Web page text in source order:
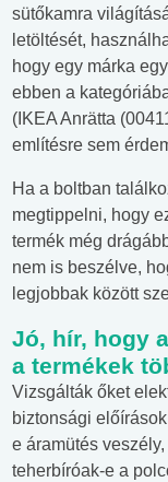
sütőkamra
letöltését,
hogy egy márka
ebben a
(IKEA Anrätta
említésre sem
Ha a boltban
megtippelni, hogy
termék még
nem is beszélve,
legjobbak között
Jó, hír, hogy
a termékek
Vizsgálták őket
biztonsági
e áramütés
teherbíróak-e a